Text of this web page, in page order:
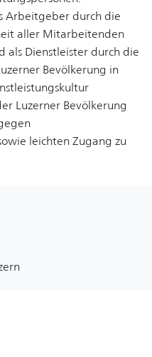
Arbeitgeber durch die
aller Mitarbeitenden
als Dienstleister durch die
Bevölkerung in
Luzerner Bevölkerung
leichten Zugang zu